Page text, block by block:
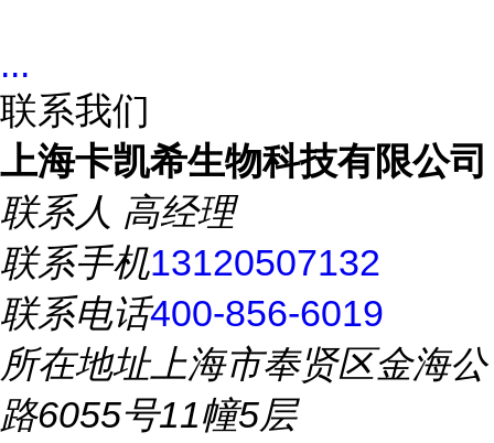
...
联系我们
上海卡凯希生物科技有限公司
联系人 高经理
联系手机13120507132
联系电话400-856-6019
所在地址上海市奉贤区金海公
路6055号11幢5层